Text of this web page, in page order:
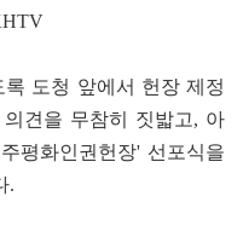
도청 앞에서 헌장 제정
견을 무참히 짓밟고, 아
평화인권헌장' 선포식을
.